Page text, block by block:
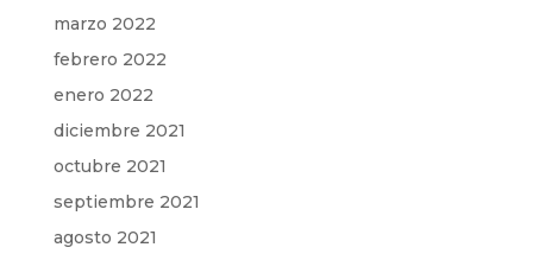
marzo 2022
febrero 2022
enero 2022
diciembre 2021
octubre 2021
septiembre 2021
agosto 2021